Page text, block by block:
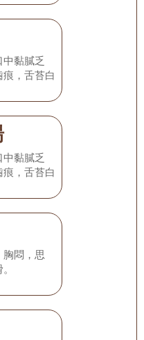
黏膩乏
，舌苔白
黏膩乏
，舌苔白
胸悶，思